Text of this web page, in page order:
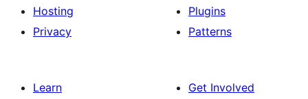
Hosting
Privacy
Plugins
Patterns
Learn
Get Involved